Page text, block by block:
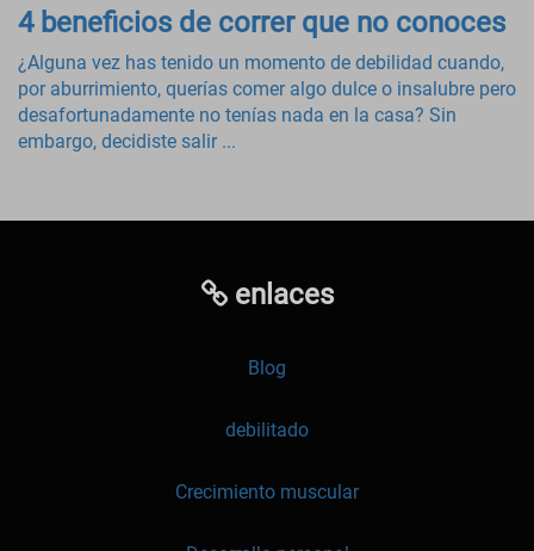
4 beneficios de correr que no conoces
¿Alguna vez has tenido un momento de debilidad cuando,
por aburrimiento, querías comer algo dulce o insalubre pero
desafortunadamente no tenías nada en la casa? Sin
embargo, decidiste salir ...
enlaces
Blog
debilitado
Crecimiento muscular